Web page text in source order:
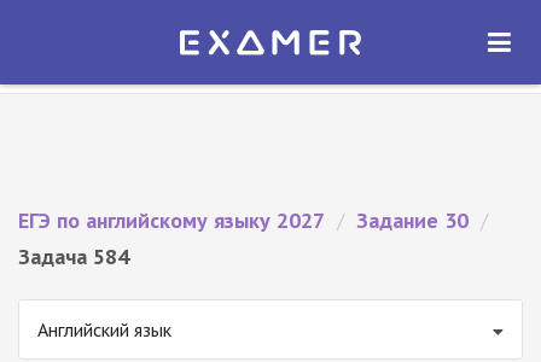
Экзамер — ЕГЭ 2027
ОТКРЫТЬ
ЕГЭ по английскому языку 2027 / Задание 30 /
Задача 584
Английский язык